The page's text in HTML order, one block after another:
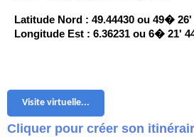
Latitude Nord : 49.44430 ou 49� 26'
Longitude Est : 6.36231 ou 6� 21'
Visite virtuelle...
Cliquer pour créer son